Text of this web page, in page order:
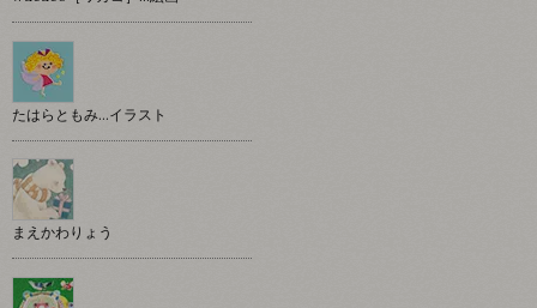
たはらともみ…イラスト
まえかわりょう